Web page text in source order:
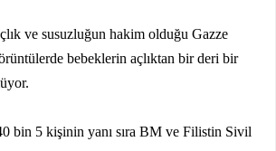
ve susuzluğun hakim olduğu Gazze
bebeklerin açlıktan bir deri bir
bin 5 kişinin yanı sıra BM ve Filistin Sivil